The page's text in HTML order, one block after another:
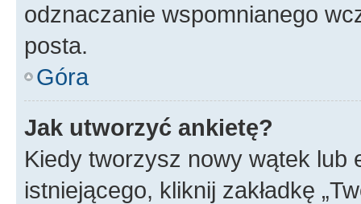
odznaczanie wspomnianego
posta.
Góra
Jak utworzyć ankietę?
Kiedy tworzysz nowy wątek lub
istniejącego, kliknij zakładkę